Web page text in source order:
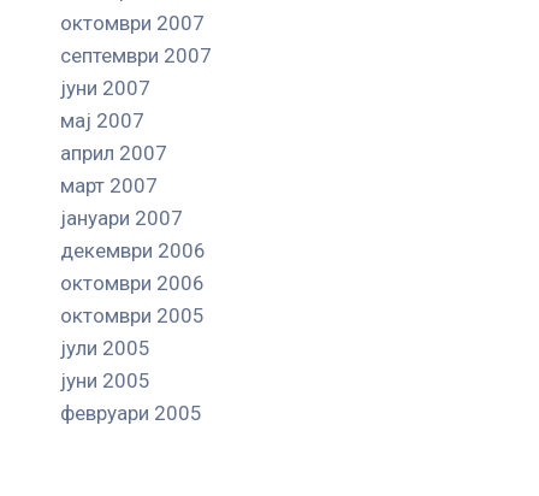
октомври 2007
септември 2007
јуни 2007
мај 2007
април 2007
март 2007
јануари 2007
декември 2006
октомври 2006
октомври 2005
јули 2005
јуни 2005
февруари 2005